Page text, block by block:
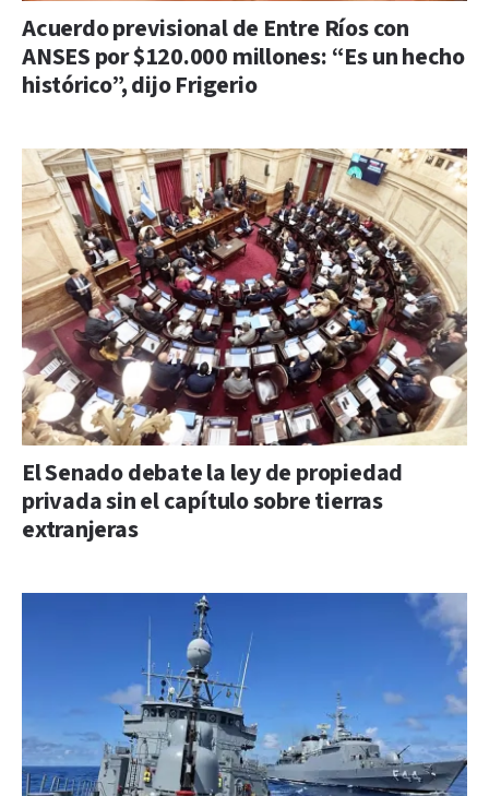
Acuerdo previsional de Entre Ríos con
ANSES por $120.000 millones: “Es un hecho
histórico”, dijo Frigerio
El Senado debate la ley de propiedad
privada sin el capítulo sobre tierras
extranjeras